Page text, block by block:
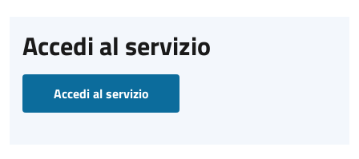
Accedi al servizio
Accedi al servizio